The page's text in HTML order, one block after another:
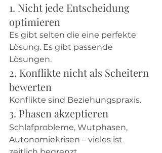
1. Nicht jede Entscheidung
optimieren
Es gibt selten die eine perfekte
Lösung. Es gibt passende
Lösungen.
2. Konflikte nicht als Scheitern
bewerten
Konflikte sind Beziehungspraxis.
3. Phasen akzeptieren
Schlafprobleme, Wutphasen,
Autonomiekrisen – vieles ist